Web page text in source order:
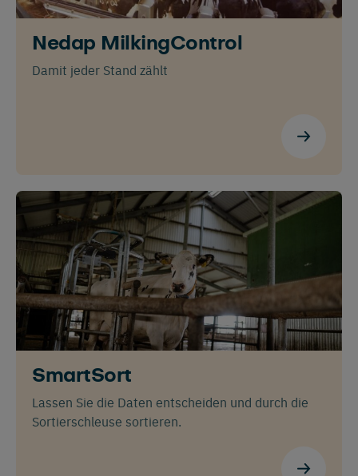
Nedap MilkingControl
Damit jeder Stand zählt
SmartSort
Lassen Sie die Daten entscheiden und durch die
Sortierschleuse sortieren.
Deutsch Español Français